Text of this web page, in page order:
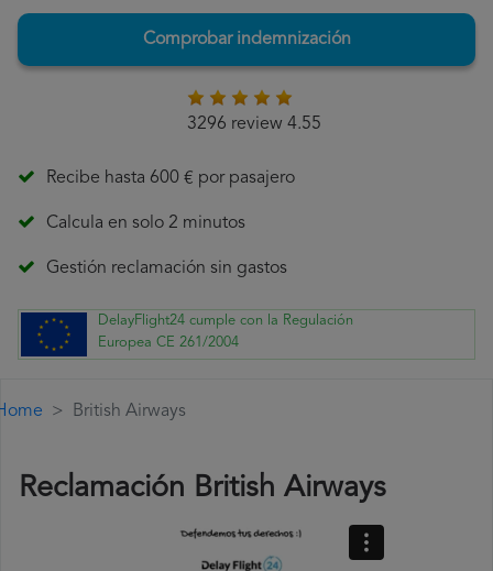
Comprobar indemnización
3296 review 4.55
Recibe hasta 600 € por pasajero
Calcula en solo 2 minutos
Gestión reclamación sin gastos
DelayFlight24 cumple con la Regulación
Europea CE 261/2004
British Airways
Reclamación British Airways